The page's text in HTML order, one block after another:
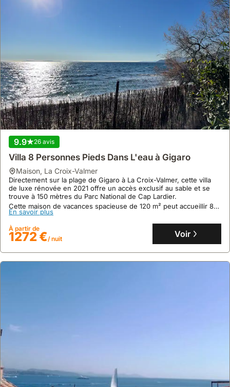
9.9 26 avis
Villa 8 Personnes Pieds Dans L'eau à Gigaro
maison, La Croix-Valmer
Directement sur la plage de Gigaro à La Croix-Valmer, cette villa
de luxe rénovée en 2021 offre un accès exclusif au sable et se
trouve à 150 mètres du Parc National de Cap Lardier.
Cette maison de vacances spacieuse de 120 m² peut accueillir 8
personnes dans 4 chambres avec salles de douche
indépendantes, et dispose d'un jardin avec terrasse vue mer,
d'une cuisine moderne et de la climatisation.
En savoir plus
À partir de
1272 €/ nuit Voir